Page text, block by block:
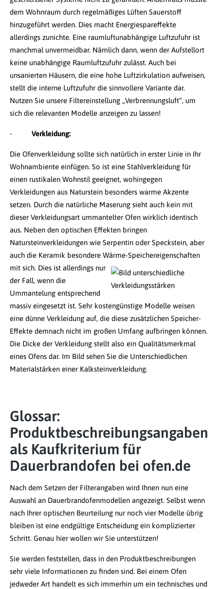
dem Wohnraum durch regelmäßiges Lüften Sauerstoff
hinzugeführt werden. Dies macht Energiespareffekte
allerdings zunichte. Eine raumluftunabhängige Luftzufuhr ist
manchmal unvermeidbar. Nämlich dann, wenn der Aufstellort
keine unabhängige Raumluftzufuhr zulässt. Auch bei
unsanierten Häusern, die eine hohe Luftzirkulation aufweisen,
stellt die interne Luftzufuhr die sinnvollere Variante dar.
Nutzen Sie unsere Filtereinstellung „Verbrennungsluft“, um
sich die relevanten Modelle anzeigen zu lassen!
- Verkleidung:
Die Ofenverkleidung sollte sich natürlich in erster Linie in Ihr
Wohnambiente einfügen. So ist eine Stahlverkleidung für
einen rustikalen Wohnstil geeignet, wohingegen
Verkleidungen aus Naturstein besonders warme Akzente
setzen. Durch die natürliche Maserung sieht auch kein mit
dieser Verkleidungsart ummantelter Ofen wirklich identisch
aus. Neben den optischen Effekten bringen
Natursteinverkleidungen wie Serpentin oder Speckstein, aber
auch die Keramik besondere Wärme-Speichereigenschaften
mit sich. Dies ist allerdings nur
der Fall, wenn die
Ummantelung entsprechend
massiv eingesetzt ist. Sehr kostengünstige Modelle weisen
eine dünne Verkleidung auf, die diese zusätzlichen Speicher-
Effekte demnach nicht im großen Umfang aufbringen können.
Die Dicke der Verkleidung stellt also ein Qualitätsmerkmal
eines Ofens dar. Im Bild sehen Sie die Unterschiedlichen
Materialstärken einer Kalksteinverkleidung.
Glossar:
Produktbeschreibungsangaben
als Kaufkriterium für
Dauerbrandofen bei ofen.de
Nach dem Setzen der Filterangaben wird Ihnen nun eine
Auswahl an Dauerbrandofenmodellen angezeigt. Selbst wenn
nach Ihrer optischen Beurteilung nur noch vier Modelle übrig
bleiben ist eine endgültige Entscheidung ein komplizierter
Schritt. Genau hier wollen wir Sie unterstützen!
Sie werden feststellen, dass in den Produktbeschreibungen
sehr viele Informationen zu finden sind. Bei einem Ofen
jedweder Art handelt es sich immerhin um ein technisches und